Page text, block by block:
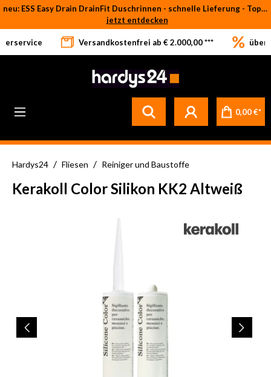
Zum Hauptinhalt springen
neu: ESS Easy Drain DrainFit Duschrinnen - schnelle Lieferung - Top-Preise
jetzt entdecken
Versandkostenfrei ab € 2.000,00 *** über
0,00 €*
Hardys24 / Fliesen / Reiniger und Baustoffe
Kerakoll Color Silikon KK2 Altweiß